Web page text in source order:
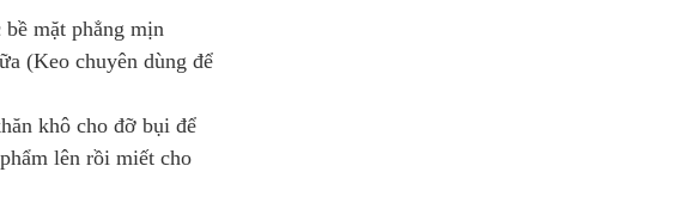
mặt phẳng mịn
(Keo chuyên dùng để
khô cho đỡ bụi để
lên rồi miết cho